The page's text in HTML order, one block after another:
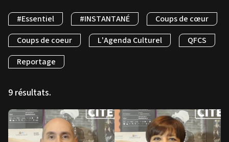
#Essentiel #INSTANTANÉ
Coups de cœur
Coups de coeur
L'Agenda Culturel
QFCS
Reportage
9 résultats.